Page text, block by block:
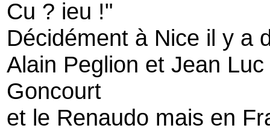
Cu ? ieu !"
Décidément à Nice il y a
Alain Peglion et Jean
Goncourt
et le Renaudo mais en